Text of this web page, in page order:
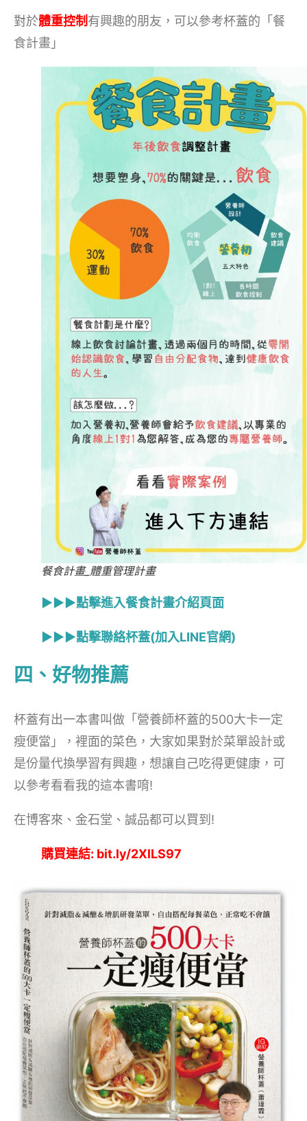
對於體重控制有興趣的朋友，可以參考杯蓋的「餐
食計畫」
餐食計畫_體重管理計畫
▶▶▶點擊進入餐食計畫介紹頁面
▶▶▶點擊聯絡杯蓋(加入LINE官網)
四、好物推薦
杯蓋有出一本書叫做「營養師杯蓋的500大卡一定
瘦便當」，裡面的菜色，大家如果對於菜單設計或
是份量代換學習有興趣，想讓自己吃得更健康，可
以參考看看我的這本書唷!
在博客來、金石堂、誠品都可以買到!
購買連結: bit.ly/2XlLS97